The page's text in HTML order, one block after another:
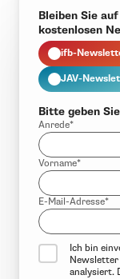
Bleiben Sie
kostenlosen
ifb-
JAV-
Bitte geben
Anrede*
Vorname*
E-Mail-Adresse*
Ich bin
Newsletter
analysiert.